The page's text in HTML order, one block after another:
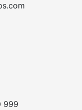
999